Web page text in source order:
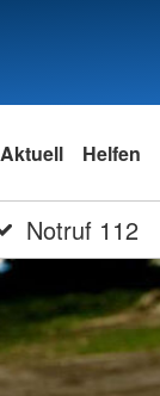
Aktuell Helfen
Notruf 112